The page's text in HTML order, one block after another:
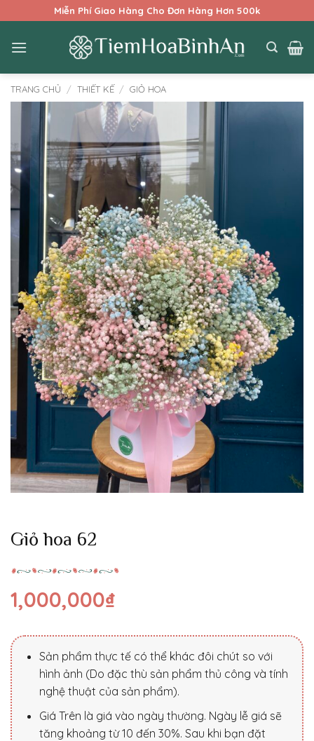
qua
nội
Miễn Phí Giao Hàng Cho Đơn Hàng Hơn 500k
TRANG CHỦ / THIẾT KẾ / GIỎ HOA
Giỏ hoa 62
1,000,000₫
Sản phẩm thực tế có thể khác đôi chút so với
hình ảnh (Do đặc thù sản phẩm thủ công và tính
nghệ thuật của sản phẩm).
Giá Trên là giá vào ngày thường. Ngày lễ giá sẽ
tăng khoảng từ 10 đến 30%. Sau khi bạn đặt